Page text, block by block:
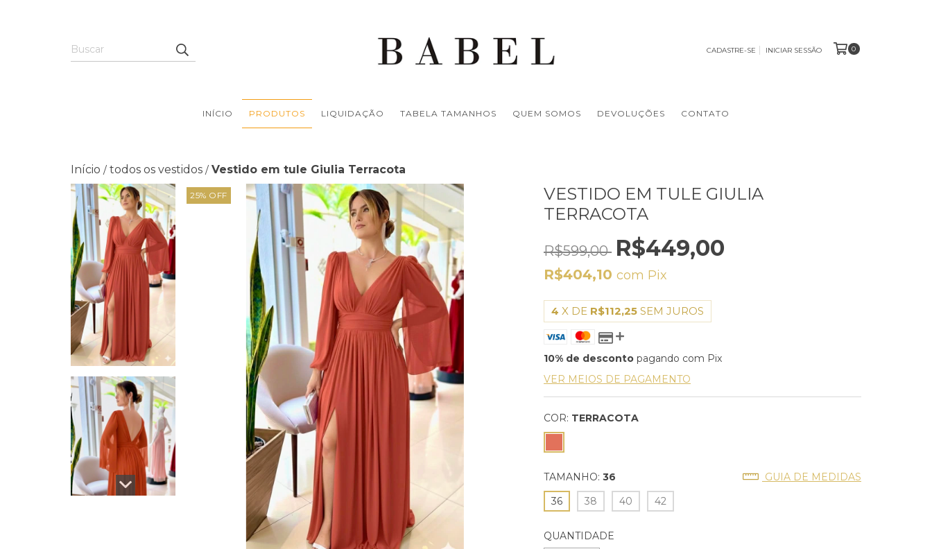
CADASTRE-SE INICIAR SESSÃO 0
INÍCIO PRODUTOS LIQUIDAÇÃO TABELA TAMANHOS QUEM SOMOS DEVOLUÇÕES CONTATO
Início / todos os vestidos / Vestido em tule Giulia Terracota
25% OFF
VESTIDO EM TULE GIULIA
TERRACOTA
R$599,00 R$449,00
R$404,10com Pix
4 X DE R$112,25 SEM JUROS
10% de desconto pagando com Pix
VER MEIOS DE PAGAMENTO
COR: TERRACOTA
TAMANHO: 36
GUIA DE MEDIDAS
36
38 40 42
QUANTIDADE